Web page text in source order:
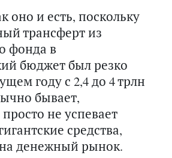
оно и есть, поскольку
трансферт из
фонда в
бюджет был резко
году с 2,4 до 4 трлн
бывает,
не успевает
средства,
денежный рынок.